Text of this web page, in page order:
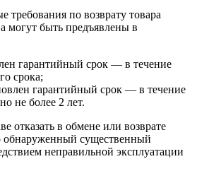
требования по возврату товара
могут быть предъявлены в
гарантийный срок — в течение
срока;
гарантийный срок — в течение
не более 2 лет.
отказать в обмене или возврате
обнаруженный существенный
неправильной эксплуатации